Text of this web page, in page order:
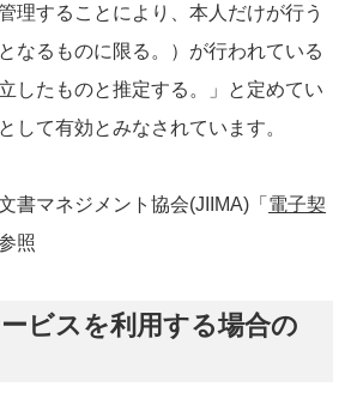
理することにより、本人だけが行う
なるものに限る。）が行われている
したものと推定する。」と定めてい
して有効とみなされています。
書マネジメント協会(JIIMA)「 電子契
照
ビスを利用する場合の